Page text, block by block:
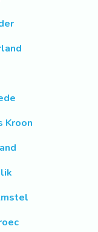
Kroon